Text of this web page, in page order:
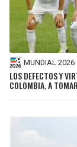
MUNDIAL 2026
LOS DEFECTOS Y
COLOMBIA, A